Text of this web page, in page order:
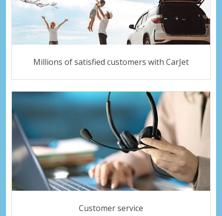
Millions of satisfied customers with CarJet
Customer service